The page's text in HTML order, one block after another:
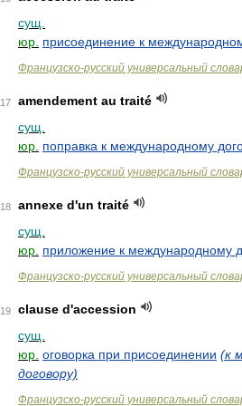
сущ.
юр. присоединение к
Французско-русский универсальный
17
amendement au traité
сущ.
юр. поправка к международному
Французско-русский универсальный
18
annexe d'un traité
сущ.
юр. приложение к международному
Французско-русский универсальный
19
clause d'accession
сущ.
юр. оговорка при присоединении (к
договору)
Французско-русский универсальный